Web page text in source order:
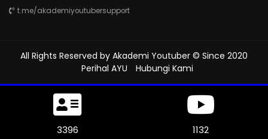
t.me/akademiyoutubersupport
All Rights Reserved by Akademi Youtuber © Since 2020
Perihal AYU
Hubungi Kami
3888 1296